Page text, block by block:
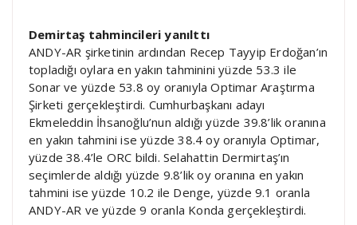
Demirtaş tahmincileri yanılttı
ANDY-AR şirketinin ardından Recep Tayyip Erdoğan’ın
topladığı oylara en yakın tahminini yüzde 53.3 ile
Sonar ve yüzde 53.8 oy oranıyla Optimar Araştırma
Şirketi gerçekleştirdi. Cumhurbaşkanı adayı
Ekmeleddin İhsanoğlu’nun aldığı yüzde 39.8’lik oranına
en yakın tahmini ise yüzde 38.4 oy oranıyla Optimar,
yüzde 38.4’le ORC bildi. Selahattin Dermirtaş’ın
seçimlerde aldığı yüzde 9.8’lik oy oranına en yakın
tahmini ise yüzde 10.2 ile Denge, yüzde 9.1 oranla
ANDY-AR ve yüzde 9 oranla Konda gerçekleştirdi.